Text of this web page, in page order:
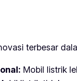
terbesar
Mobil listrik